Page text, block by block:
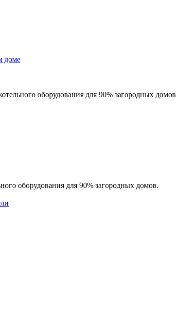
доме
оборудования для 90% загородных домов
оборудования для 90% загородных домов.